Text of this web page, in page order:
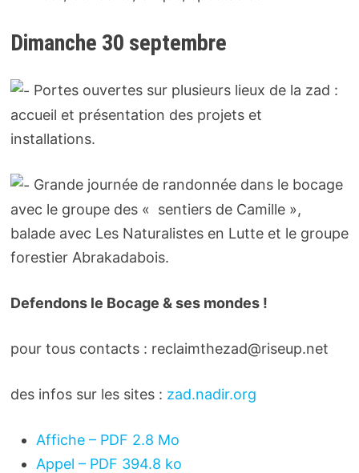
Dimanche 30 septembre
Portes ouvertes sur plusieurs lieux de la zad :
accueil et présentation des projets et
installations.
Grande journée de randonnée dans le bocage
avec le groupe des « sentiers de Camille »,
balade avec Les Naturalistes en Lutte et le groupe
forestier Abrakadabois.
Defendons le Bocage & ses mondes !
pour tous contacts : reclaimthezad@riseup.net
des infos sur les sites : zad.nadir.org
Affiche – PDF 2.8 Mo
Appel – PDF 394.8 ko